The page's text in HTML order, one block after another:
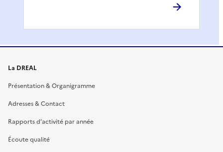
La DREAL
Présentation & Organigramme
Adresses & Contact
Rapports d’activité par année
Écoute qualité